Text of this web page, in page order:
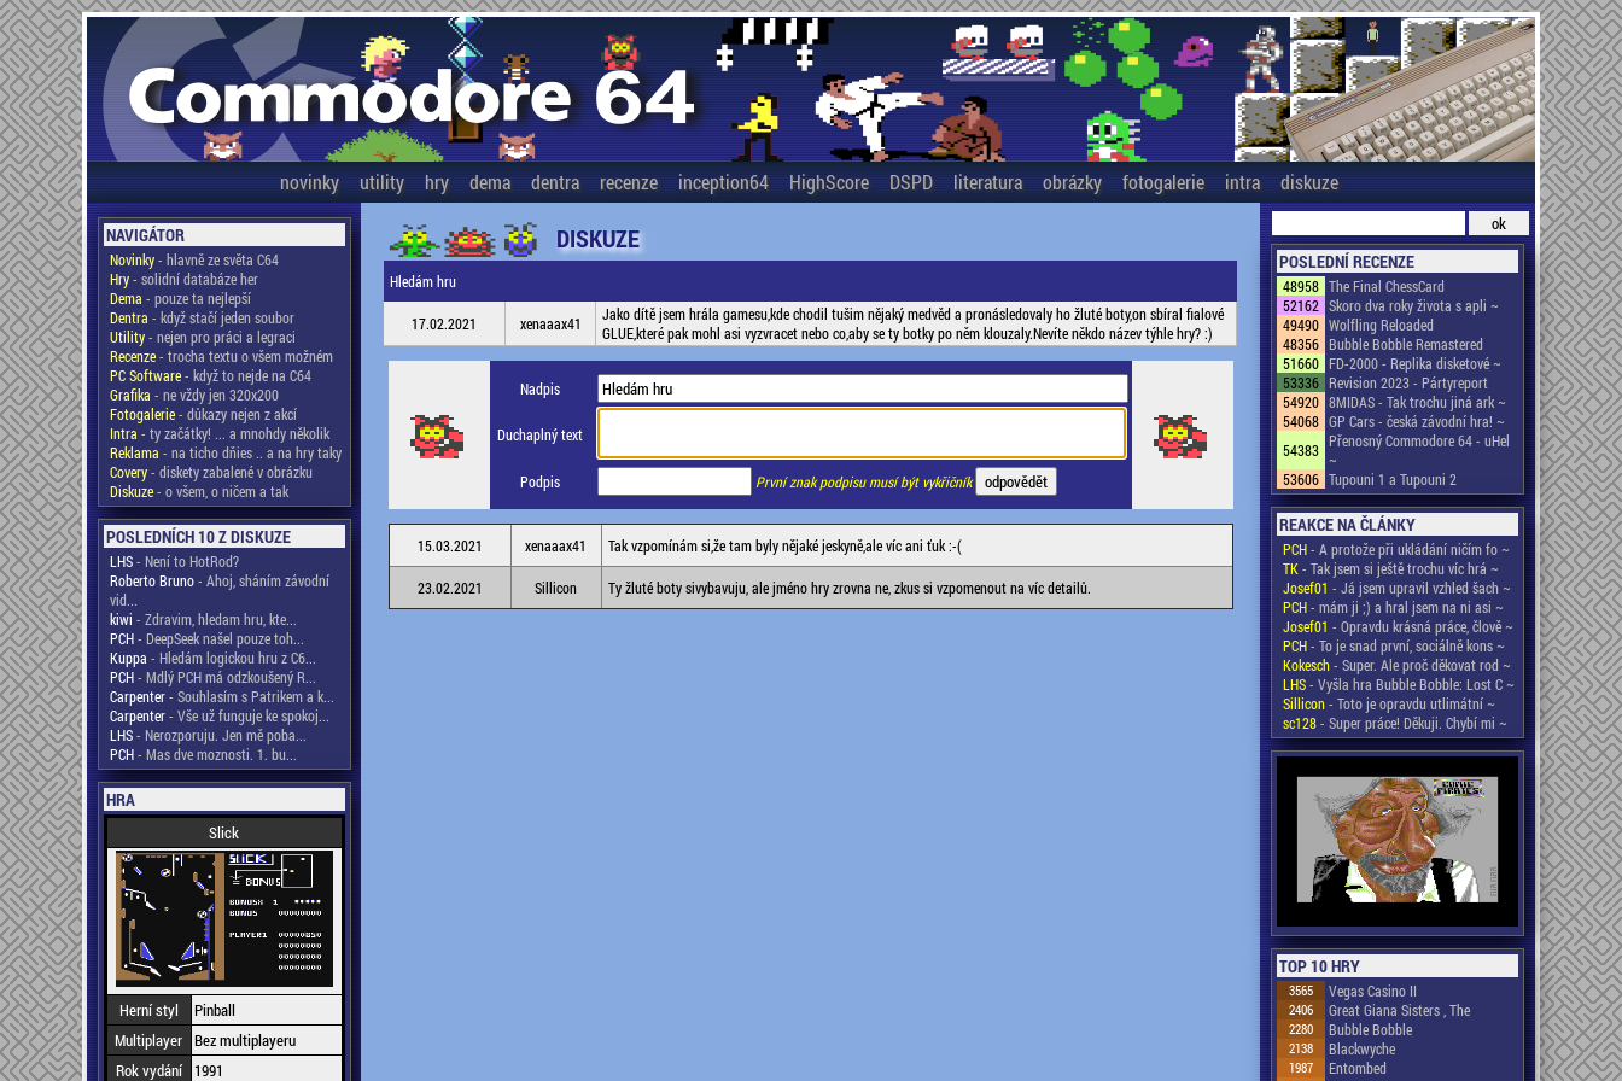
novinky utility hry dema dentra recenze inception64 HighScore DSPD literatura obrázky fotogalerie intra diskuze
NAVIGÁTOR
Novinky- hlavně ze světa C64
Hry- solidní databáze her
Dema - pouze ta nejlepší
Dentra - když stačí jeden soubor
Utility- nejen pro práci a legraci
Recenze- trocha textu o všem možném
PC Software- když to nejde na C64
Grafika - ne vždy jen 320x200
Fotogalerie- důkazy nejen z akcí
Intra - ty začátky! ... a mnohdy několik
Reklama - na ticho dňies .. a na hry taky
Covery- diskety zabalené v obrázku
Diskuze- o všem, o ničem a tak
POSLEDNÍCH 10 Z DISKUZE
LHS- Není to HotRod?
Roberto Bruno- Ahoj, sháním závodní
vid...
kiwi - Zdravim, hledam hru, kte...
PCH- DeepSeek našel pouze toh...
Kuppa - Hledám logickou hru z C6...
PCH- Mdlý PCH má odzkoušený R...
Carpenter- Souhlasím s Patrikem a k...
Carpenter- Vše už funguje ke spokoj...
LHS- Nerozporuju. Jen mě poba...
PCH- Mas dve moznosti. 1. bu...
HRA
Slick
Herní styl
Pinball
Multiplayer Bez multiplayeru
Rok vydání
1991
DISKUZE
Hledám hru
17.02.2021 xenaaax41
Jako dítě jsem hrála gamesu,kde chodil tušim nějaký medvěd a pronásledovaly ho žluté boty,on sbíral fialové
GLUE,které pak mohl asi vyzvracet nebo co,aby se ty botky po něm klouzaly.Nevíte někdo název týhle hry? :)
Nadpis
Duchaplný text
Podpis První znak podpisu musí být vykřičník
15.03.2021 xenaaax41 Tak vzpomínám si,že tam byly nějaké jeskyně,ale víc ani ťuk :-(
23.02.2021 Sillicon Ty žluté boty sivybavuju, ale jméno hry zrovna ne, zkus si vzpomenout na víc detailů.
POSLEDNÍ RECENZE
48958 The Final ChessCard
52162 Skoro dva roky života s apli ~
49490 Wolfling Reloaded
48356 Bubble Bobble Remastered
51660 FD-2000 - Replika disketové ~
53336 Revision 2023 - Pártyreport
54920 8MIDAS - Tak trochu jiná ark ~
54068 GP Cars - česká závodní hra! ~
54383 Přenosný Commodore 64 - uHel
~
53606 Tupouni 1 a Tupouni 2
REAKCE NA ČLÁNKY
PCH- A protože při ukládání ničím fo ~
TK- Tak jsem si ještě trochu víc hrá ~
Josef01 - Já jsem upravil vzhled šach ~
PCH- mám ji ;) a hral jsem na ni asi ~
Josef01 - Opravdu krásná práce, člově ~
PCH- To je snad první, sociálně kons ~
Kokesch- Super. Ale proč děkovat rod ~
LHS- Vyšla hra Bubble Bobble: Lost C ~
Sillicon- Toto je opravdu utlimátní ~
sc128- Super práce! Děkuji. Chybí mi ~
TOP 10 HRY
3565 Vegas Casino II
2406 Great Giana Sisters , The
2280 Bubble Bobble
2138 Blackwyche
1987 Entombed